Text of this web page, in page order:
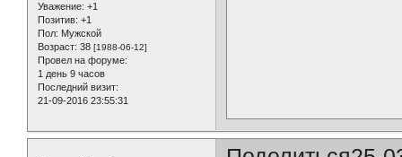
Уважение: +1
Позитив: +1
Пол: Мужской
Возраст: 38 [1988-06-12]
Провел на форуме:
1 день 9 часов
Последний визит:
21-09-2016 23:55:31